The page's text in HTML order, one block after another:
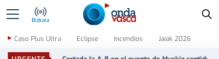
Bizkaia
Caso Plus Ultra Eclipse Incendios Jaiak 2026